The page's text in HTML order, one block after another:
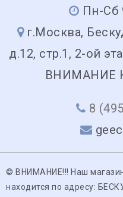
Пн-Сб
г.Москва,
д.12, стр.1, 2-ой
ВНИМАНИЕ
8
© ВНИМАНИЕ!!! Наш
находится по адресу: